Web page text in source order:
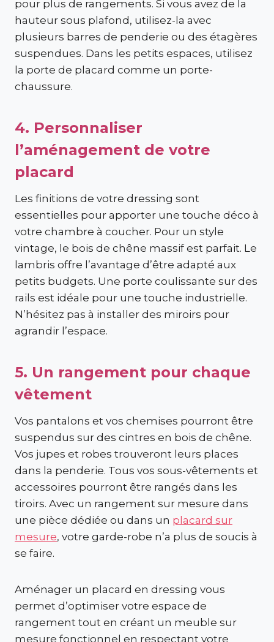
pour plus de rangements. Si vous avez de la
hauteur sous plafond, utilisez-la avec
plusieurs barres de penderie ou des étagères
suspendues. Dans les petits espaces, utilisez
la porte de placard comme un porte-
chaussure.
4. Personnaliser
l’aménagement de votre
placard
Les finitions de votre dressing sont
essentielles pour apporter une touche déco à
votre chambre à coucher. Pour un style
vintage, le bois de chêne massif est parfait. Le
lambris offre l’avantage d’être adapté aux
petits budgets. Une porte coulissante sur des
rails est idéale pour une touche industrielle.
N’hésitez pas à installer des miroirs pour
agrandir l’espace.
5. Un rangement pour chaque
vêtement
Vos pantalons et vos chemises pourront être
suspendus sur des cintres en bois de chêne.
Vos jupes et robes trouveront leurs places
dans la penderie. Tous vos sous-vêtements et
accessoires pourront être rangés dans les
tiroirs. Avec un rangement sur mesure dans
une pièce dédiée ou dans un placard sur
mesure, votre garde-robe n’a plus de soucis à
se faire.
Aménager un placard en dressing vous
permet d’optimiser votre espace de
rangement tout en créant un meuble sur
mesure fonctionnel en respectant votre